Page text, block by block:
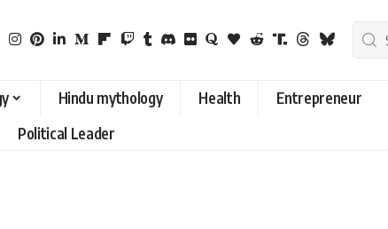
Hindu mythology Health
Entrepreneur
Political Leader